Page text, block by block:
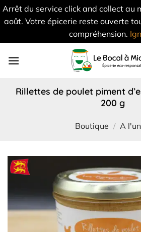
Arrêt du service click and collect au
août. Votre épicerie reste ouverte
compréhension.
rillettes de poulet piment d’espelette non bio
200 g
Boutique / A